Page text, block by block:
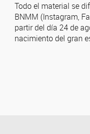
Todo el material se
BNMM (Instagram,
partir del día 24 de
nacimiento del gran